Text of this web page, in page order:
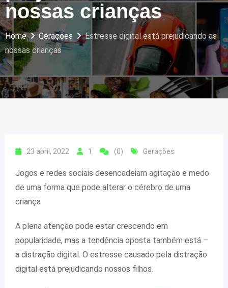
nossas crianças
Home Gerações
Estresse digital está prejudicando as
nossas crianças
23 abril, 2022 1 (0) Gerações
Jogos e redes sociais desencadeiam agitação e medo
de uma forma que pode alterar o cérebro de uma
criança
A plena atenção pode estar crescendo em
popularidade, mas a tendência oposta também está –
a distração digital. O estresse causado pela distração
digital está prejudicando nossos filhos.